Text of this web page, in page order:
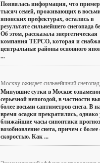
Появилась информация, что
тысяч семей, проживающих в
японских префектурах, остались в
результате сильнейшего снегопада
Об этом, рассказала энергетическая
компания ТЕРСО, которая и
центральные районы основного
...
Москву ожидает сильнейшний снегопад
Минувшие сутки в Москве
серьезной непогодой, в частности
более восьми сантиметров снега. В
время осадки прекратились, однако
ближайшие часы синоптики
возобновление снега, причем с
скоростью. Как ...